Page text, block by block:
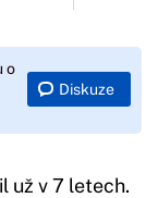
o
Diskuze
už v 7 letech.